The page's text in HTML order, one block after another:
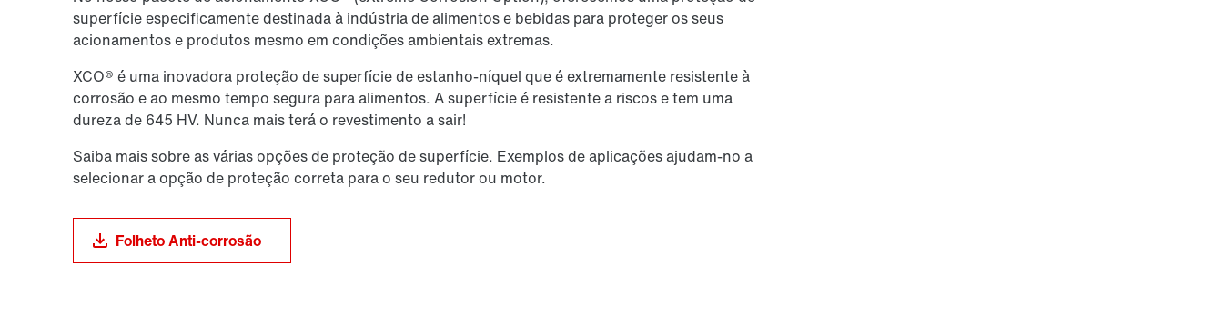
superfície especificamente destinada à indústria de alimentos e bebidas para proteger os seus
acionamentos e produtos mesmo em condições ambientais extremas.
XCO® é uma inovadora proteção de superfície de estanho-níquel que é extremamente resistente à
corrosão e ao mesmo tempo segura para alimentos. A superfície é resistente a riscos e tem uma
dureza de 645 HV. Nunca mais terá o revestimento a sair!
Saiba mais sobre as várias opções de proteção de superfície. Exemplos de aplicações ajudam-no a
selecionar a opção de proteção correta para o seu redutor ou motor.
Folheto Anti-corrosão